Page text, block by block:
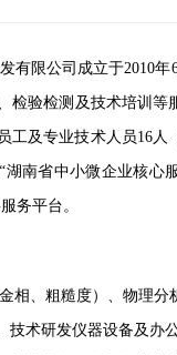
有限公司成立于2010
检验检测及技术培训
工及专业技术人员16
南省中小微企业核心
务平台。
相、粗糙度）、物理
技术研发仪器设备及办